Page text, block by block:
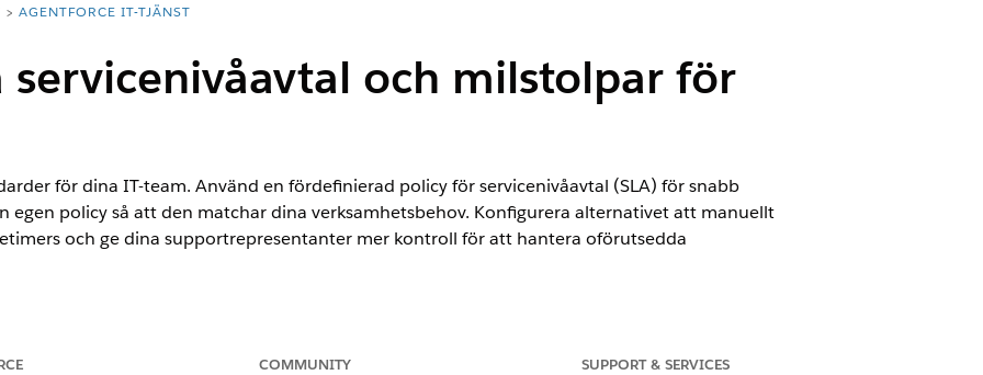
AGENTFORCE IT-TJÄNST
servicenivåavtal och milstolpar för
för dina IT-team. Använd en fördefinierad policy för servicenivåavtal (SLA) för snabb
egen policy så att den matchar dina verksamhetsbehov. Konfigurera alternativet att manuellt
och ge dina supportrepresentanter mer kontroll för att hantera oförutsedda
COMMUNITY SUPPORT & SERVICES